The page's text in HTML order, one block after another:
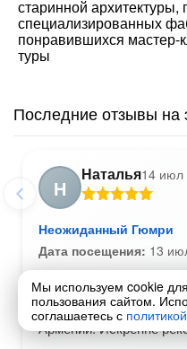
старинной
специализированных
понравившихся мастер-
туры
Последние отзывы на
Н
Наталья14 июл
Неожиданный Гюмри
Дата посещения: 13
для первого
эрудированная, хорошо
Армении. Искренне
Мы используем cookie
пользования сайтом.
соглашаетесь с